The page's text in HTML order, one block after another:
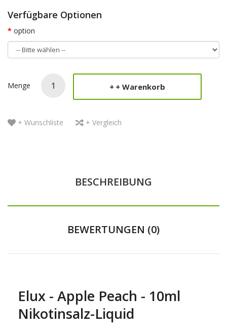
Verfügbare Optionen
option
Menge + Warenkorb
+ Wunschliste + Vergleich
BESCHREIBUNG
BEWERTUNGEN (0)
Elux - Apple Peach - 10ml
Nikotinsalz-Liquid